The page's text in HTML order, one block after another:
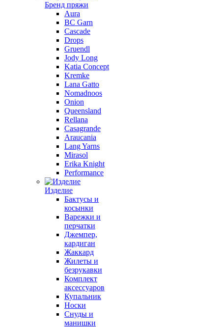
Бренд пряжи
Aura
BC Garn
Cascade
Drops
Gruendl
Jody Long
Katia Concept
Kremke
Lana Gatto
Nomadnoos
Onion
Queensland
Rellana
Casagrande
Araucania
Lang Yarns
Mirasol
Erika Knight
Performance
Изделие
Бактусы и
косынки
Варежки и
перчатки
Джемпер,
кардиган
Жаккард
Жилеты и
безрукавки
Комплект
аксессуаров
Купальник
Носки
Снуды и
манишки